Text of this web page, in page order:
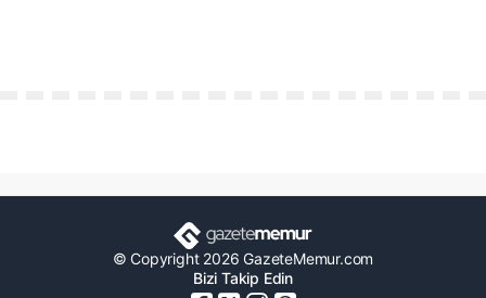
© Copyright 2026 GazeteMemur.com
Bizi Takip Edin